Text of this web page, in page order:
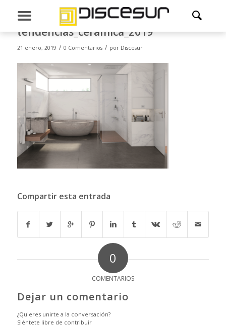
tendencias_ceramica_2019
21 enero, 2019 / 0 Comentarios / por Discesur
Compartir esta entrada
0
COMENTARIOS
Dejar un comentario
¿Quieres unirte a la conversación?
Siéntete libre de contribuir